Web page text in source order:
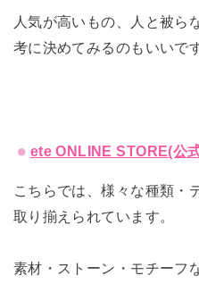
人気が高いもの、人と被ら
考に決めてみるのもいいで
ete ONLINE STORE(公
こちらでは、様々な種類・
取り揃えられています。
素材・ストーン・モチーフ